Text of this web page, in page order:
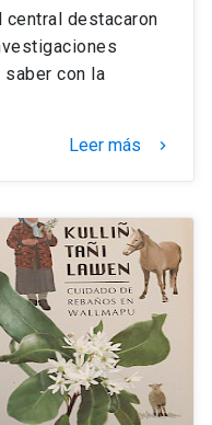
destacaron
saber con la
Leer más keyboard_arrow_right